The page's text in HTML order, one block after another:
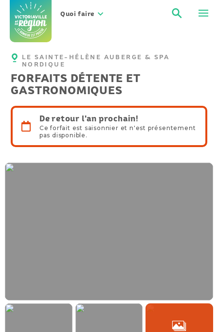
contenu
Quoi faire
LE SAINTE-HÉLÈNE AUBERGE & SPA
NORDIQUE
FORFAITS DÉTENTE ET
GASTRONOMIQUES
De retour l'an prochain!
Ce forfait est saisonnier et n'est présentement
pas disponible.